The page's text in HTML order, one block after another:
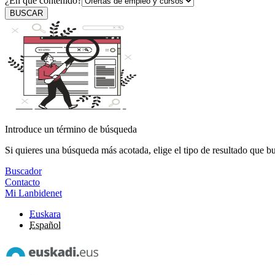
BUSCAR
Introduce un término de búsqueda
Si quieres una búsqueda más acotada, elige el tipo de resultado que
Buscador
Contacto
Mi Lanbidenet
Euskara
Español